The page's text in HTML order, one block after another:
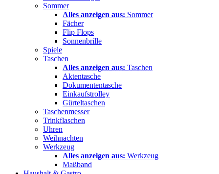
Sommer
Alles anzeigen aus: Sommer
Fächer
Flip Flops
Sonnenbrille
Spiele
Taschen
Alles anzeigen aus: Taschen
Aktentasche
Dokumententasche
Einkaufstrolley
Gürteltaschen
Taschenmesser
Trinkflaschen
Uhren
Weihnachten
Werkzeug
Alles anzeigen aus: Werkzeug
Maßband